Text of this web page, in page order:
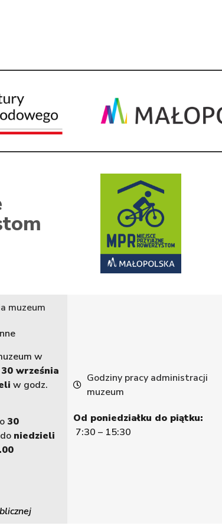
muzeum
w
30 września
w godz.
30
do niedzieli
Godziny pracy administracji
muzeum
Od poniedziałku do piątku:
7:30 – 15:30